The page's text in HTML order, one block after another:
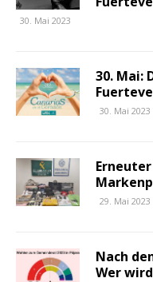
30. Mai 2023
30. Mai:
30. Mai 2023
29. Mai 2023
Nach
Wer